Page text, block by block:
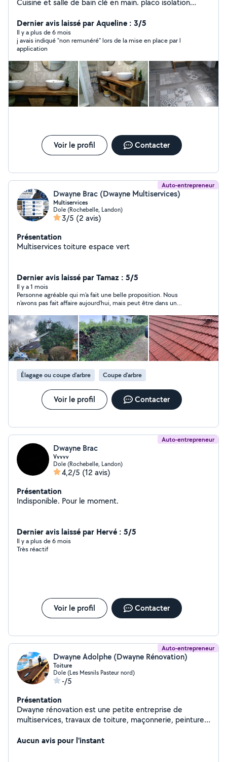
Cuisine et salle de bain clé en main. placo isolation
cuisine et menuiserie ferronnerie arc et mig maçonnerie
plomberie électricité entretien espaces
verts...dépannage en tous genres..à faible coût..
charpente toiture en bac acier. possibilité béton
désactivé et décoratif suivant volume. élagage taille
d'arbres. abattage....curage et débouchage
canalisations.... me contacter si un doute ou un conseil.
possibilté de location de quelques matériels.
Dernier avis laissé par Aqueline : 3/5
Il y a plus de 6 mois
j avais indiqué "non remunéré" lors de la mise en place par l
application
Voir le profil Contacter
Auto-entrepreneur
Dwayne Brac (Dwayne Multiservices)
Multiservices
Dole (Rochebelle, Landon)
3/5 (2 avis)
Présentation
Multiservices toiture espace vert
Dernier avis laissé par Tamaz : 5/5
Il y a 1 mois
Personne agréable qui m'a fait une belle proposition. Nous
n'avons pas fait affaire aujourd'hui, mais peut être dans un
Élagage ou coupe d'arbre Coupe d'arbre
Voir le profil Contacter
Auto-entrepreneur
Dwayne Brac
Vvvvv
Dole (Rochebelle, Landon)
4,2/5 (12 avis)
Présentation
Indisponible. Pour le moment.
Dernier avis laissé par Hervé : 5/5
Il y a plus de 6 mois
Très réactif
Voir le profil Contacter
Auto-entrepreneur
Dwayne Adolphe (Dwayne Rénovation)
Toiture
Dole (Les Mesnils Pasteur nord)
-/5
Présentation
Dwayne rénovation est une petite entreprise de
multiservices, travaux de toiture, maçonnerie, peinture
Aucun avis pour l'instant